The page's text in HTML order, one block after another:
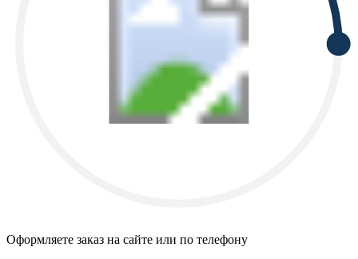
Оформляете заказ на сайте или по телефону